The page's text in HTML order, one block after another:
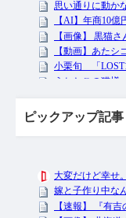
ピックアップ記事